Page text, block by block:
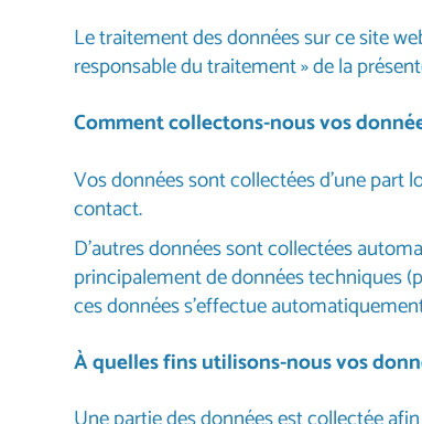
Le traitement des données sur ce site
responsable du traitement » de la
Comment collectons-nous vos
Vos données sont collectées d’une part
contact.
D'autres données sont collectées
principalement de données techniques
ces données s'effectue
À quelles fins utilisons-nous vos